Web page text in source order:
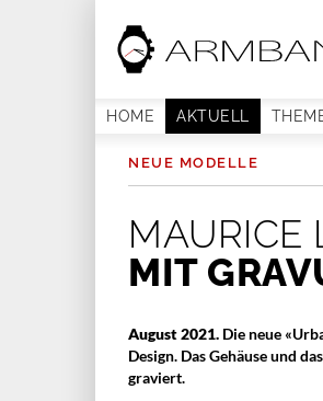
HOME AKTUELL
NEUE MODELLE
MAURICE
MIT
August 2021. Die neue
Design. Das Gehäuse und
graviert.